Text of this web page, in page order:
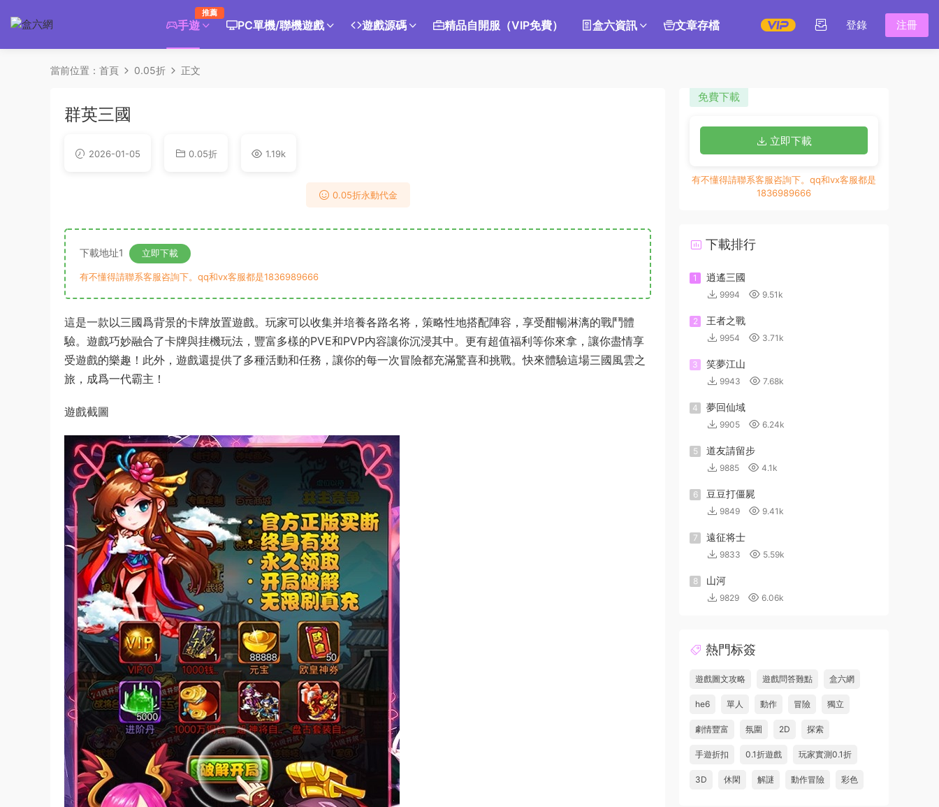
手遊
推薦
PC單機/聯機遊戲 遊戲源碼 精品自開服（VIP免費） 盒六資訊 文章存檔 登錄 注冊
當前位置： 首頁 0.05折 正文
群英三國
2026-01-05 0.05折 1.19k
0.05折永動代金
下載地址1 立即下載
有不懂得請聯系客服咨詢下。qq和vx客服都是1836989666
這是一款以三國爲背景的卡牌放置遊戲。玩家可以收集并培養各路名将，策略性地搭配陣容，享受酣暢淋漓的戰鬥體
驗。遊戲巧妙融合了卡牌與挂機玩法，豐富多樣的PVE和PVP内容讓你沉浸其中。更有超值福利等你來拿，讓你盡情享
受遊戲的樂趣！此外，遊戲還提供了多種活動和任務，讓你的每一次冒險都充滿驚喜和挑戰。快來體驗這場三國風雲之
旅，成爲一代霸主！
遊戲截圖
免費下載
立即下載
有不懂得請聯系客服咨詢下。qq和vx客服都是
1836989666
下載排行
1 逍遙三國
9994 9.51k
2 王者之戰
9954 3.71k
3 笑夢江山
9943 7.68k
4 夢回仙域
9905 6.24k
5 道友請留步
9885 4.1k
6 豆豆打僵屍
9849 9.41k
7 遠征将士
9833 5.59k
8 山河
9829 6.06k
熱門标簽
遊戲圖文攻略 遊戲問答難點 盒六網
he6 單人 動作 冒險 獨立
劇情豐富 氛圍 2D 探索
手遊折扣 0.1折遊戲 玩家實測0.1折
3D 休閑 解謎 動作冒險 彩色